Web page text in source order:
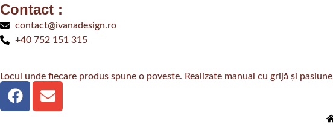
Contact :
contact@ivanadesign.ro
+40 752 151 315
Locul unde fiecare produs spune o poveste. Realizate manual cu grijă și